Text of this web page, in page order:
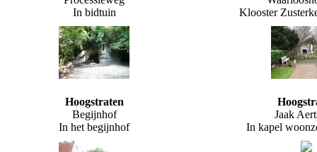
In bidtuin
Klooster
Hoogstraten
Begijnhof
In het begijnhof
Jaak
In kapel